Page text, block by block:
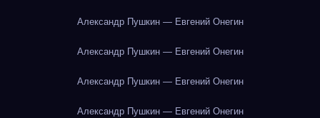
Александр Пушкин — Евгений Онегин
Александр Пушкин — Евгений Онегин
Александр Пушкин — Евгений Онегин
Александр Пушкин — Евгений Онегин